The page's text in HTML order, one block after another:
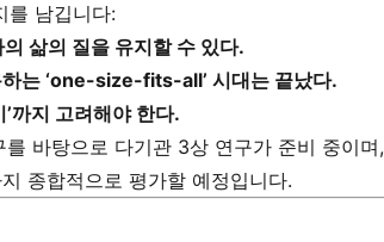
를 남깁니다:
삶의 질을 유지할 수 있다.
는 ‘one-size-fits-all’ 시대는 끝났다.
까지 고려해야 한다.
바탕으로 다기관 3상 연구가 준비 중이며,
종합적으로 평가할 예정입니다.